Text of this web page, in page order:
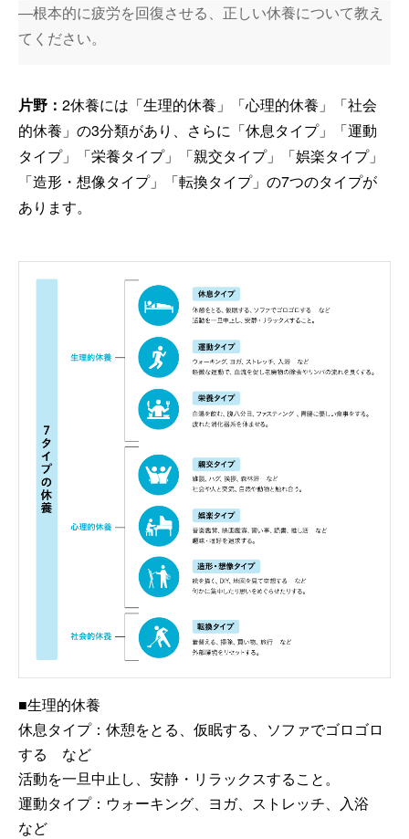
―根本的に疲労を回復させる、正しい休養について教え
てください。
片野： 2休養には「生理的休養」「心理的休養」「社会
的休養」の3分類があり、さらに「休息タイプ」「運動
タイプ」「栄養タイプ」「親交タイプ」「娯楽タイプ」
「造形・想像タイプ」「転換タイプ」の7つのタイプが
あります。
■生理的休養
休息タイプ：休憩をとる、仮眠する、ソファでゴロゴロ
する など
活動を一旦中止し、安静・リラックスすること。
運動タイプ：ウォーキング、ヨガ、ストレッチ、入浴
など